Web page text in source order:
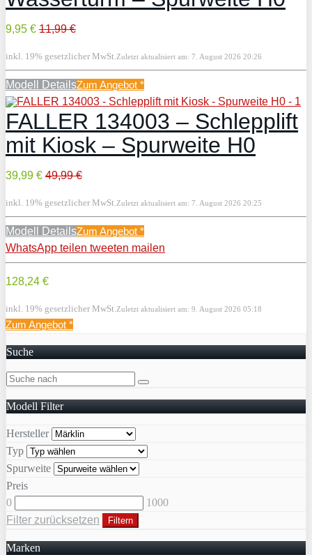
9,95 € 11,99 €
inkl. 19% gesetzlicher MwSt. Zuletzt aktualisiert am: 7. August 2026 20:26
Modell DetailsZum Angebot *
FALLER 134003 – Schlepplift
mit Kiosk – Spurweite H0
39,99 € 49,99 €
inkl. 19% gesetzlicher MwSt. Zuletzt aktualisiert am: 7. August 2026 20:25
Modell DetailsZum Angebot *
WhatsApp teilen tweeten mailen
128,24 €
inkl. 19% gesetzlicher MwSt. Zuletzt aktualisiert am: 9. August 2026 05:18
Zum Angebot *
Suche
Modell Filter
Hersteller
Typ
Spurweite
Preis
0
1000
Filter zurücksetzen
Filtern
Marken